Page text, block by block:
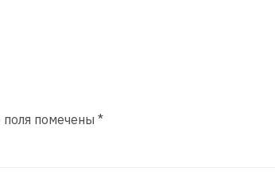
помечены *